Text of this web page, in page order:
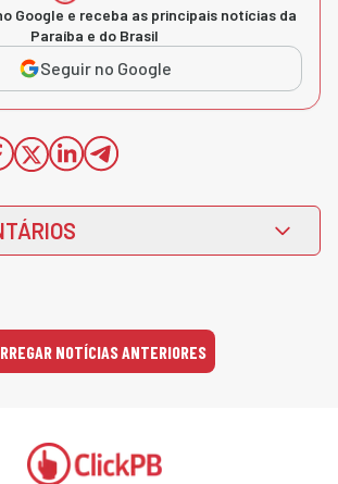
Google e receba as principais notícias da
Paraíba e do Brasil
Seguir no Google
NOTÍCIAS ANTERIORES